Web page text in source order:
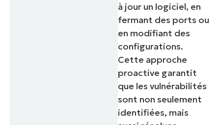
à jour un logiciel, en
fermant des ports ou
en modifiant des
configurations.
Cette approche
proactive garantit
que les vulnérabilités
sont non seulement
identifiées, mais